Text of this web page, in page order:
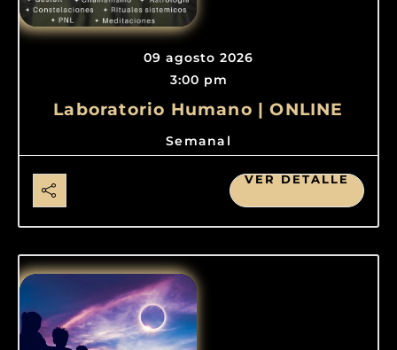
09 agosto 2026
3:00 pm
Laboratorio Humano | ONLINE
Semanal
VER DETALLE